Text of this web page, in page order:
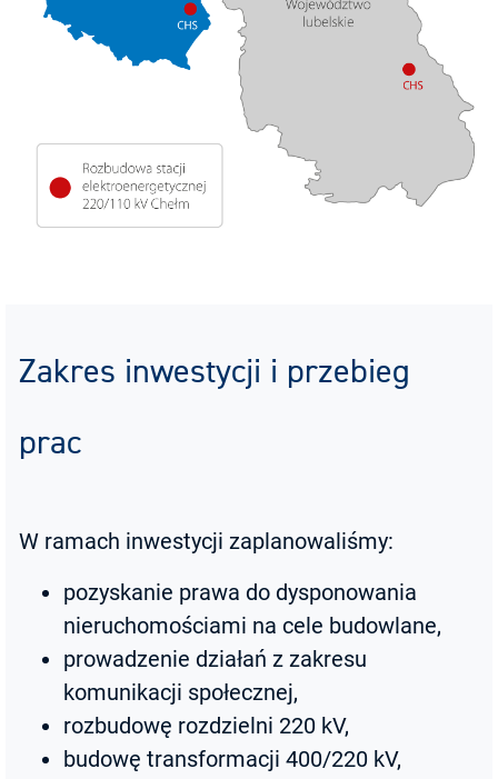
Zakres inwestycji i przebieg
prac
W ramach inwestycji zaplanowaliśmy:
pozyskanie prawa do dysponowania
nieruchomościami na cele budowlane,
prowadzenie działań z zakresu
komunikacji społecznej,
rozbudowę rozdzielni 220 kV,
budowę transformacji 400/220 kV,